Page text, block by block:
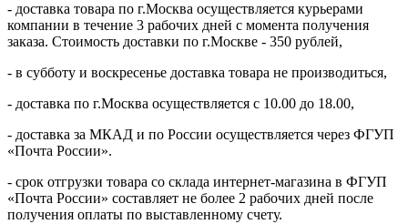
- доставка товара по г.Москва осуществляется курьерами
компании в течение 3 рабочих дней с момента получения
заказа. Стоимость доставки по г.Москве - 350 рублей,
- в субботу и воскресенье доставка товара не производиться,
- доставка по г.Москва осуществляется с 10.00 до 18.00,
- доставка за МКАД и по России осуществляется через ФГУП
«Почта России».
- срок отгрузки товара со склада интернет-магазина в ФГУП
«Почта России» составляет не более 2 рабочих дней после
получения оплаты по выставленному счету.